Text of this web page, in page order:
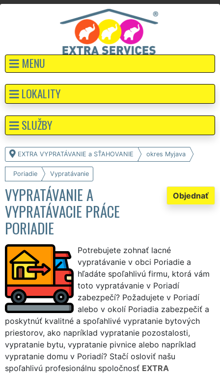
MENU
EXTRA VYPRATÁVANIE a SŤAHOVANIE okres Myjava
Poriadie Vypratávanie
Objednať
VYPRATÁVANIE A
VYPRATÁVACIE PRÁCE
PORIADIE
Potrebujete zohnať lacné
vypratávanie v obci Poriadie a
hľadáte spoľahlivú firmu, ktorá vám
toto vypratávanie v Poriadí
zabezpečí? Požadujete v Poriadí
alebo v okolí Poriadia zabezpečiť a
poskytnúť kvalitné a spoľahlivé vypratanie bytových
priestorov, ako napríklad vypratanie pozostalosti,
vypratanie bytu, vypratanie pivnice alebo napríklad
vypratanie domu v Poriadí? Stačí osloviť našu
spoľahlivú profesionálnu spoločnosť EXTRA
LOKALITY
SLUŽBY